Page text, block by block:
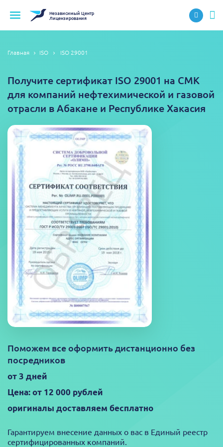
НезависимыйЦентр
Лицензирования
Главная ISO ISO 29001
Получите сертификат ISO 29001 на СМК
для компаний нефтехимической и газовой
отрасли в Абакане и Республике Хакасия
Поможем все оформить дистанционно без
посредников
от 3 дней
Цена: от 12 000 рублей
оригиналы доставляем бесплатно
Гарантируем внесение данных о вас в Единый реестр
сертифицированных компаний.